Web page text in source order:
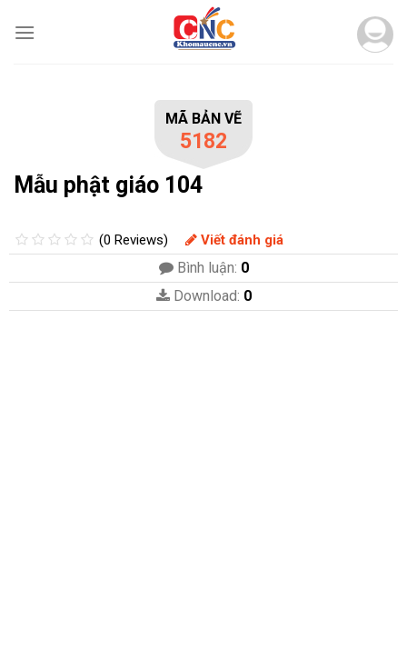
MÃ BẢN VẼ
5182
Mẫu phật giáo 104
(0 Reviews) Viết đánh giá
Bình luận: 0
Download: 0